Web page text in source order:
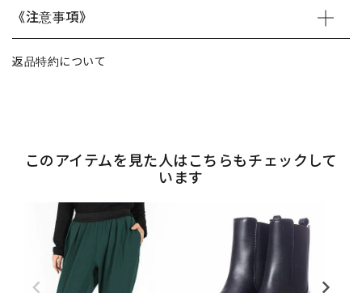
《注意事項》
返品特約について
このアイテムを見た人はこちらもチェックして
います